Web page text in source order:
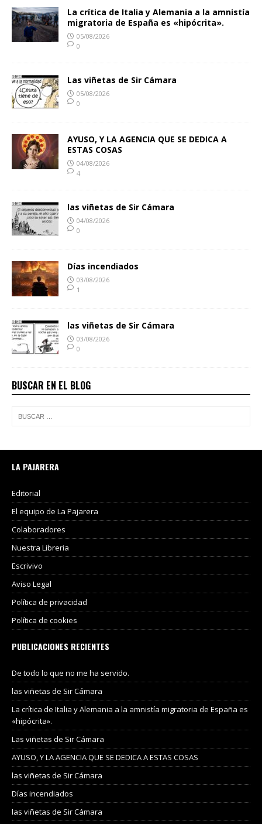
La crítica de Italia y Alemania a la amnistía
migratoria de España es «hipócrita».
05/08/2026
0
Las viñetas de Sir Cámara
05/08/2026
0
AYUSO, Y LA AGENCIA QUE SE DEDICA A
ESTAS COSAS
04/08/2026
4
las viñetas de Sir Cámara
04/08/2026
0
Días incendiados
03/08/2026
1
las viñetas de Sir Cámara
03/08/2026
0
BUSCAR EN EL BLOG
LA PAJARERA
Editorial
El equipo de La Pajarera
Colaboradores
Nuestra Libreria
Escrivivo
Aviso Legal
Política de privacidad
Política de cookies
PUBLICACIONES RECIENTES
De todo lo que no me ha servido.
las viñetas de Sir Cámara
La crítica de Italia y Alemania a la amnistía migratoria de España es
«hipócrita».
Las viñetas de Sir Cámara
AYUSO, Y LA AGENCIA QUE SE DEDICA A ESTAS COSAS
las viñetas de Sir Cámara
Días incendiados
las viñetas de Sir Cámara